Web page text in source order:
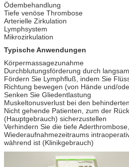
Ödembehandlung
Tiefe venöse Thrombose
Arterielle Zirkulation
Lymphsystem
Mikrozirkulation
Typische Anwendungen
Körpermassagezunahme
Durchblutungsförderung durch
Fördern Sie Lymphfluß, indem Sie
Richtung bewegen (von Hände und/
Senken Sie Gliedentlastung
Muskeltonusverlust bei den
Nicht gehende Patienten, zum der
(Hauptgebrauch) sicherzustellen
Verhindern Sie die tiefe
Wiederaufnahmezeitraums
während ist (Klinikgebrauch)